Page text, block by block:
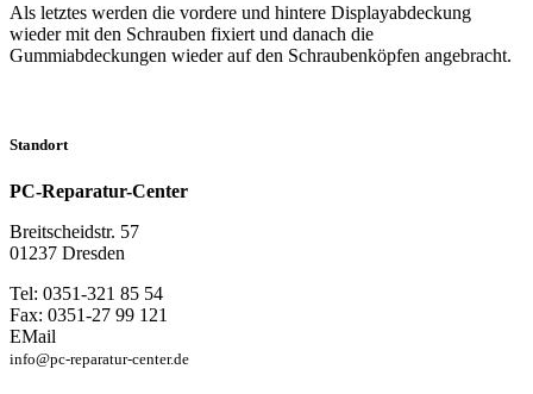
Als letztes werden die vordere und hintere Displayabdeckung
wieder mit den Schrauben fixiert und danach die
Gummiabdeckungen wieder auf den Schraubenköpfen angebracht.
Standort
PC-Reparatur-Center
Breitscheidstr. 57
01237 Dresden
Tel: 0351-321 85 54
Fax: 0351-27 99 121
EMail
info@pc-reparatur-center.de